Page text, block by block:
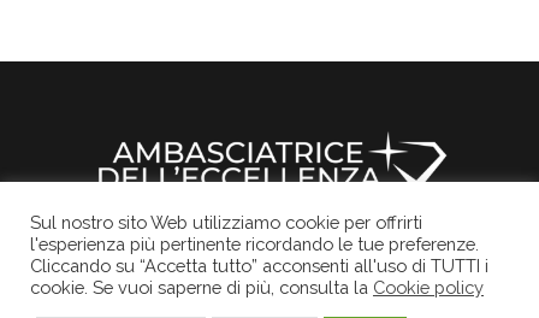
Il sito ufficiale della Rocchetta Mattei
Informativa Privacy
Cookies Policy Credits
© 2017Rocchetta Mattei, Tutti i diritti sono
Sul nostro sito Web utilizziamo cookie per offrirti
l'esperienza più pertinente ricordando le tue preferenze.
Cliccando su “Accetta tutto” acconsenti all'uso di TUTTI i
cookie. Se vuoi saperne di più, consulta la Cookie policy